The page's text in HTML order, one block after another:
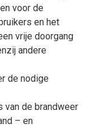
voor de
en het
vrije doorgang
andere
de nodige
van de brandweer
– en